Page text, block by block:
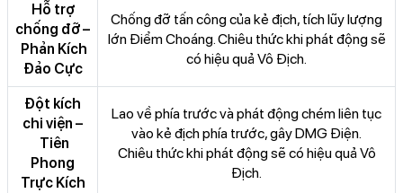
Hỗ trợ
chống đỡ –
Phản Kích
Đảo Cực
Chống đỡ tấn công của kẻ địch, tích lũy lượng
lớn Điểm Choáng. Chiêu thức khi phát động sẽ
có hiệu quả Vô Địch.
Đột kích
chi viện –
Tiên
Phong
Trực Kích
Lao về phía trước và phát động chém liên tục
vào kẻ địch phía trước, gây DMG Điện.
Chiêu thức khi phát động sẽ có hiệu quả Vô
Địch.